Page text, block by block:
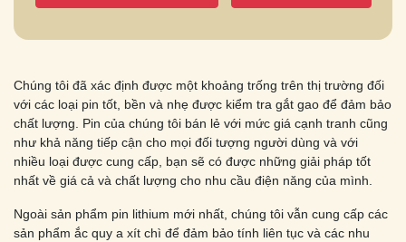
Chúng tôi đã xác định được một khoảng trống trên thị trường đối
với các loại pin tốt, bền và nhẹ được kiểm tra gắt gao để đảm bảo
chất lượng. Pin của chúng tôi bán lẻ với mức giá cạnh tranh cũng
như khả năng tiếp cận cho mọi đối tượng người dùng và với
nhiều loại được cung cấp, bạn sẽ có được những giải pháp tốt
nhất về giá cả và chất lượng cho nhu cầu điện năng của mình.
Ngoài sản phẩm pin lithium mới nhất, chúng tôi vẫn cung cấp các
sản phẩm ắc quy a xít chì để đảm bảo tính liên tục và các nhu